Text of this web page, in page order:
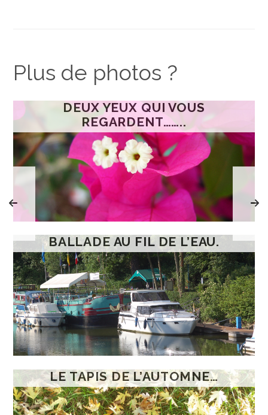
Plus de photos ?
DEUX YEUX QUI VOUS
REGARDENT……..
BALLADE AU FIL DE L’EAU.
LE TAPIS DE L’AUTOMNE…